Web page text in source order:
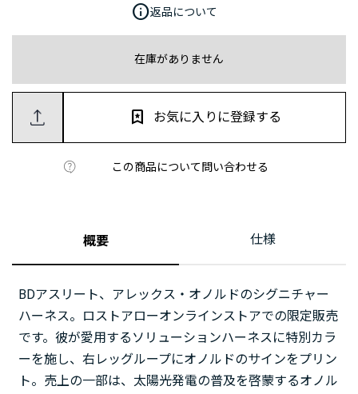
在庫がありません
この商品について問い合わせる
お気に入りに登録する
info返品について
概要 仕様
BDアスリート、アレックス・オノルドのシグニチャー
ハーネス。ロストアローオンラインストアでの限定販売
です。彼が愛用するソリューションハーネスに特別カラ
ーを施し、右レッグループにオノルドのサインをプリン
ト。売上の一部は、太陽光発電の普及を啓蒙するオノル